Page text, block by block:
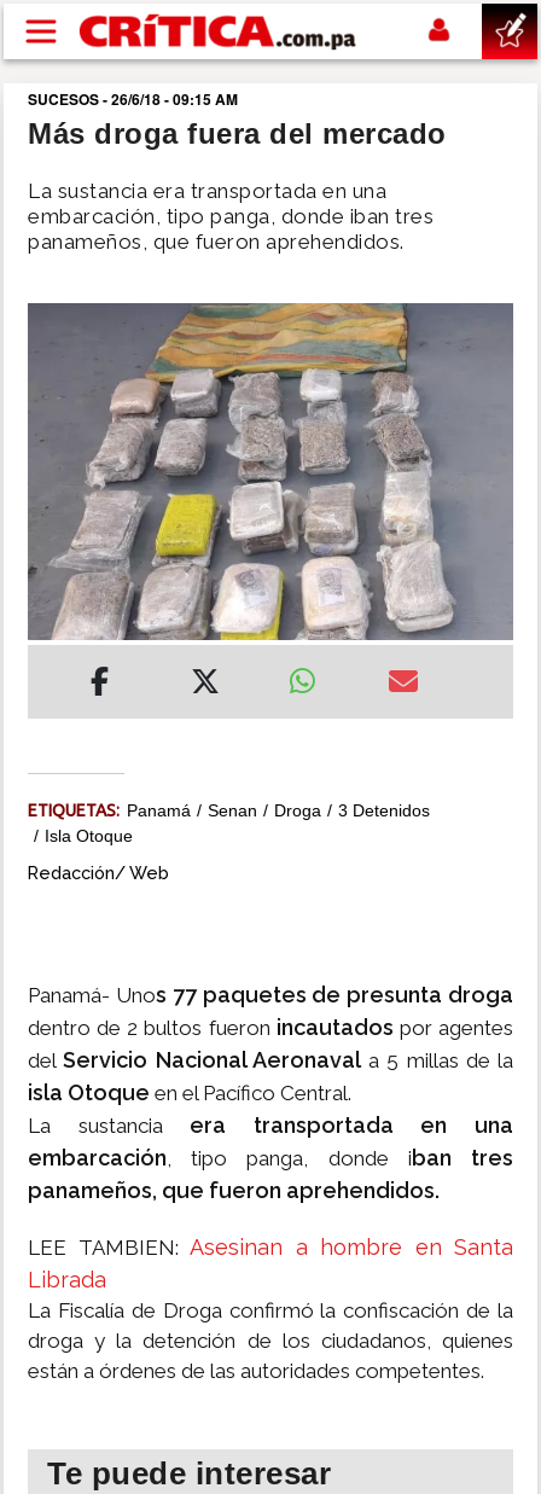
Pasar al contenido principal
buscar
NACIONAL
DEPORTES
MUNDO
INSÓLITAS
IMPRESO
SUCESOS - 26/6/18 - 09:15 AM
Más droga fuera del mercado
La sustancia era transportada en una
embarcación, tipo panga, donde iban tres
panameños, que fueron aprehendidos.
ETIQUETAS: Panamá Senan Droga
3 Detenidos
Isla Otoque
Redacción/ Web
Panamá- Unos 77 paquetes de presunta droga
dentro de 2 bultos fueron incautados por agentes
delServicio Nacional Aeronavala 5 millas de la
isla Otoque en el Pacífico Central.
La sustancia era transportada en una
embarcación, tipo panga, donde i ban tres
panameños, que fueron aprehendidos.
LEE TAMBIEN: Asesinan a hombre en Santa
Librada
La Fiscalía de Droga confirmó la confiscación de la
droga y la detención de los ciudadanos, quienes
están a órdenes de las autoridades competentes.
Te puede interesar